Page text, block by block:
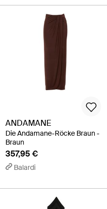
ANDAMANE
Die Andamane-Röcke Braun -
Braun
357,95 €
Balardi